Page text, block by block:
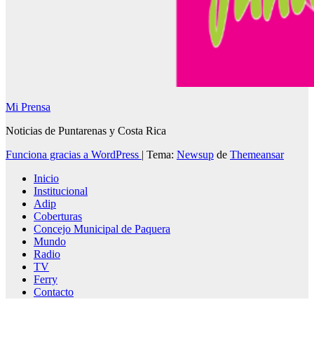
Mi Prensa
Noticias de Puntarenas y Costa Rica
Funciona gracias a WordPress | Tema: Newsup de Themeansar
Inicio
Institucional
Adip
Coberturas
Concejo Municipal de Paquera
Mundo
Radio
TV
Ferry
Contacto